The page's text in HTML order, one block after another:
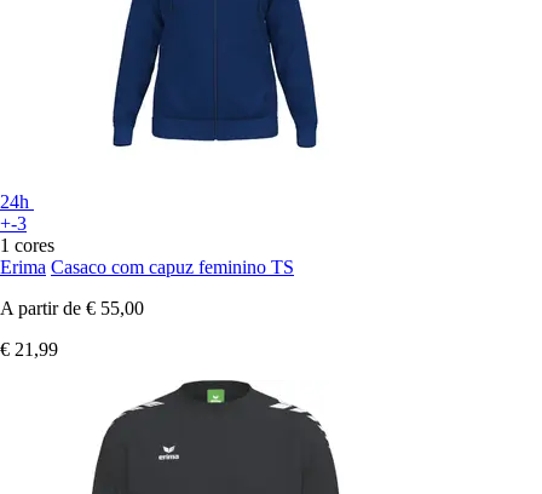
24h
+-3
1 cores
Erima Casaco com capuz feminino TS
A partir de € 55,00
€ 21,99